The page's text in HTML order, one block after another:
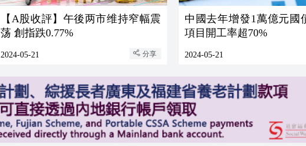
【A股收評】午後两市维持窄幅震
荡 創指跌0.77%
2024-05-21 分享
中國去年增發1萬億元國
項目開工率超70%
2024-05-21